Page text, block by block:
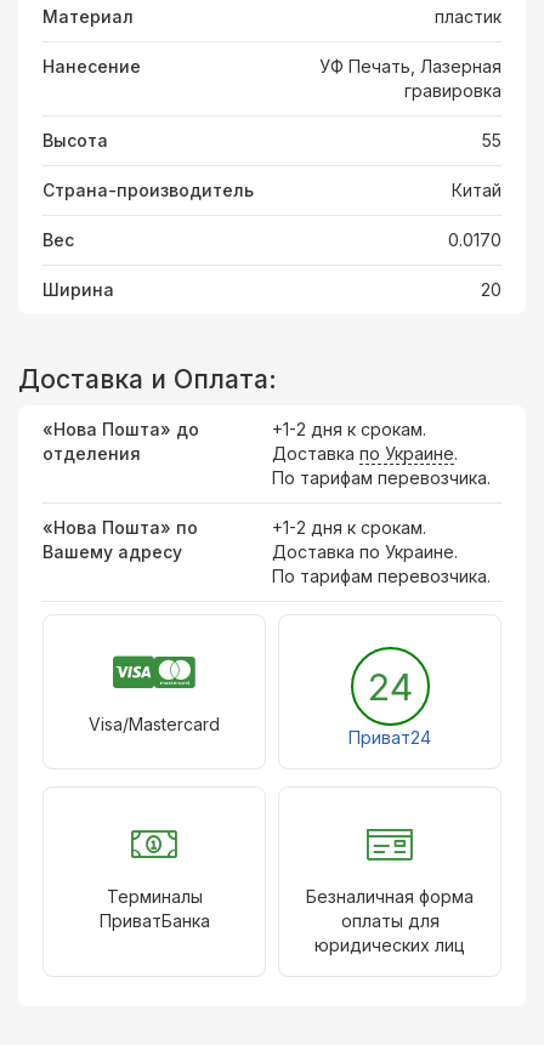
Материал пластик
Нанесение
УФ Печать, Лазерная
гравировка
Высота 55
Страна-производитель Китай
Вес 0.0170
Ширина 20
Доставка и Оплата:
«Нова Пошта» до
отделения
+1-2 дня к срокам.
Доставка по Украине.
По тарифам перевозчика.
«Нова Пошта» по
Вашему адресу
+1-2 дня к срокам.
Доставка по Украине.
По тарифам перевозчика.
Visa/Mastercard
24
Приват24
Терминалы
ПриватБанка
Безналичная форма
оплаты для
юридических лиц